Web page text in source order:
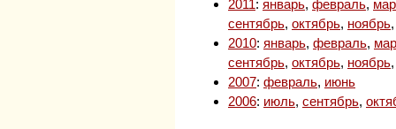
2011: январь, февраль,
сентябрь, октябрь, ноябрь
2010: январь, февраль,
сентябрь, октябрь, ноябрь
2007: февраль, июнь
2006: июль, сентябрь,